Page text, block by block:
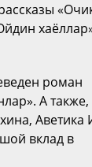
роман
А также,
Аветика
вклад в